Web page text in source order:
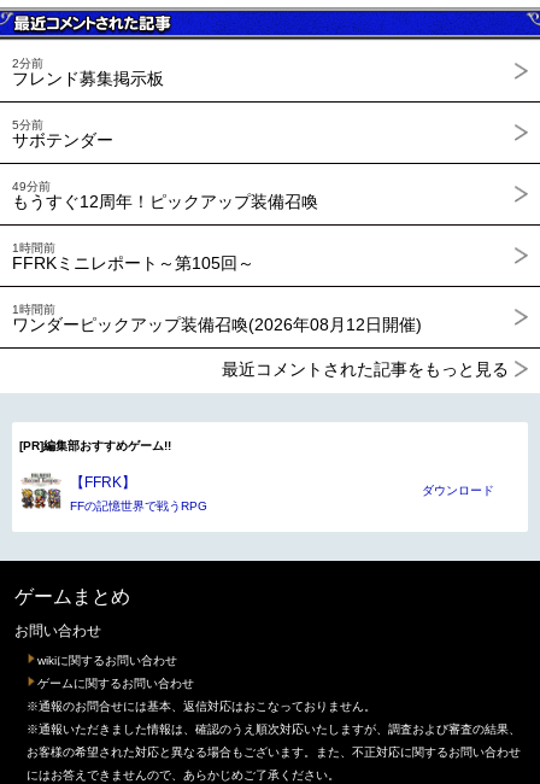
2分前
フレンド募集掲示板
5分前
サボテンダー
49分前
もうすぐ12周年！ピックアップ装備召喚
1時間前
FFRKミニレポート～第105回～
1時間前
ワンダーピックアップ装備召喚(2026年08月12日開催)
最近コメントされた記事をもっと見る
[PR]編集部おすすめゲーム!!
【FFRK】
FFの記憶世界で戦うRPG
ダウンロード
ゲームまとめ
お問い合わせ
wikiに関するお問い合わせ
ゲームに関するお問い合わせ
※通報のお問合せには基本、返信対応はおこなっておりません。
※通報いただきました情報は、確認のうえ順次対応いたしますが、調査および審査の結果、
お客様の希望された対応と異なる場合もございます。また、不正対応に関するお問い合わせ
にはお答えできませんので、あらかじめご了承ください。